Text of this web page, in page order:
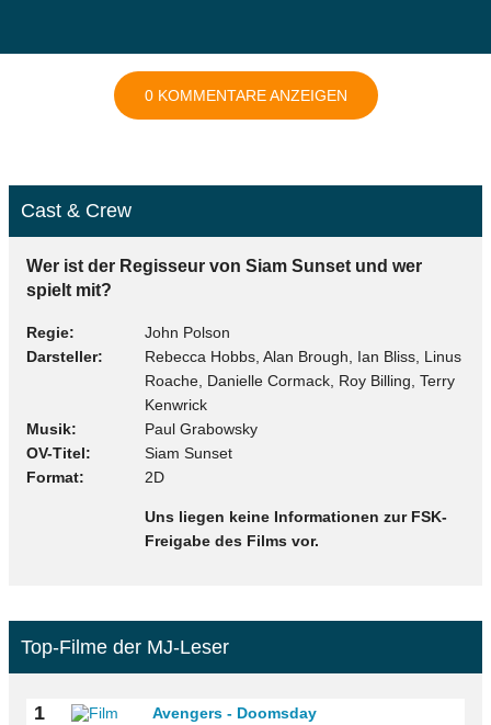
0 KOMMENTARE ANZEIGEN
Cast & Crew
Wer ist der Regisseur von Siam Sunset und wer
spielt mit?
Regie
John Polson
Darsteller
Rebecca Hobbs, Alan Brough, Ian Bliss, Linus
Roache, Danielle Cormack, Roy Billing, Terry
Kenwrick
Musik
Paul Grabowsky
OV-Titel
Siam Sunset
Format
2D
Uns liegen keine Informationen zur FSK-
Freigabe des Films vor.
Top-Filme der MJ-Leser
1 Avengers - Doomsday